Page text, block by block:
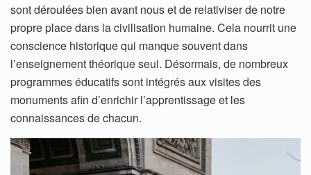
sont déroulées bien avant nous et de relativiser de notre
propre place dans la civilisation humaine. Cela nourrit une
conscience historique qui manque souvent dans
l’enseignement théorique seul. Désormais, de nombreux
programmes éducatifs sont intégrés aux visites des
monuments afin d’enrichir l’apprentissage et les
connaissances de chacun.